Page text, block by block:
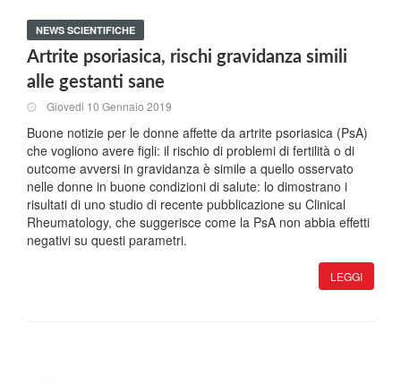
NEWS SCIENTIFICHE
Artrite psoriasica, rischi gravidanza simili
alle gestanti sane
Giovedi 10 Gennaio 2019
Buone notizie per le donne affette da artrite psoriasica (PsA)
che vogliono avere figli: il rischio di problemi di fertilità o di
outcome avversi in gravidanza è simile a quello osservato
nelle donne in buone condizioni di salute: lo dimostrano i
risultati di uno studio di recente pubblicazione su Clinical
Rheumatology, che suggerisce come la PsA non abbia effetti
negativi su questi parametri.
LEGGI